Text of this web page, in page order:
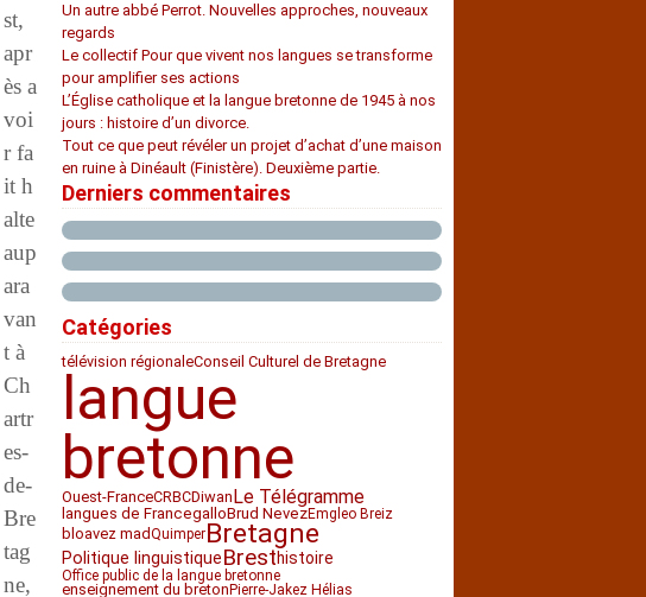
st,
apr
ès a
voi
r fa
it h
alte
aup
ara
van
t à
Ch
artr
es-
de-
Bre
tag
ne,
Un autre abbé Perrot. Nouvelles approches, nouveaux
regards
Le collectif Pour que vivent nos langues se transforme
pour amplifier ses actions
L’Église catholique et la langue bretonne de 1945 à nos
jours : histoire d’un divorce.
Tout ce que peut révéler un projet d’achat d’une maison
en ruine à Dinéault (Finistère). Deuxième partie.
Derniers commentaires
Catégories
télévision régionaleConseil Culturel de Bretagne
langue
bretonne
Ouest-FranceCRBCDiwanLe Télégramme
langues de FrancegalloBrud NevezEmgleo Breiz
bloavez madQuimperBretagne
Politique linguistiqueBresthistoire
Office public de la langue bretonne
enseignement du breton Pierre-Jakez Hélias